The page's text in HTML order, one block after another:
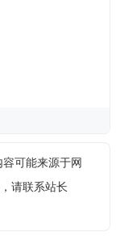
可能来源于网
请联系站长